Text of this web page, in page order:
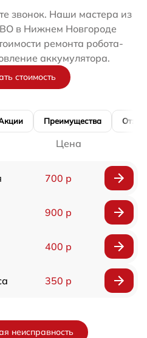
звонок. Наши мастера из
в Нижнем Новгороде
ремонта робота-
аккумулятора.
стоимость
Преимущества
Цена
700 р
900 р
400 р
350 р
неисправность